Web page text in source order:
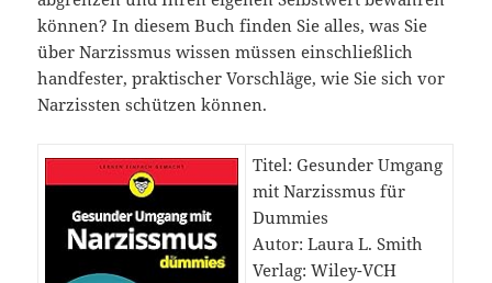
können? In diesem Buch finden Sie alles, was Sie
über Narzissmus wissen müssen einschließlich
handfester, praktischer Vorschläge, wie Sie sich vor
Narzissten schützen können.
Titel: Gesunder Umgang
mit Narzissmus für
Dummies
Autor: Laura L. Smith
Verlag: Wiley-VCH